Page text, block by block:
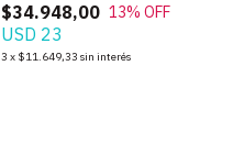
$34.948,00 13% OFF
USD 23
3 x $11.649,33 sin interés